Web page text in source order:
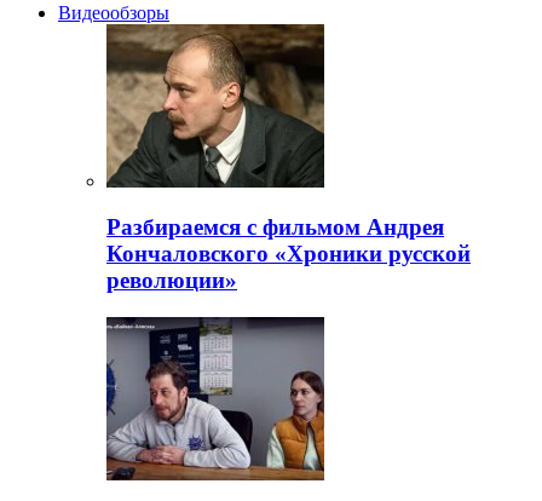
Видеообзоры
Разбираемся с фильмом Андрея
Кончаловского «Хроники русской
революции»